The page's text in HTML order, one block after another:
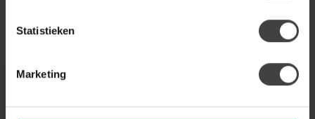
Statistieken
Marketing
Recent bekeken